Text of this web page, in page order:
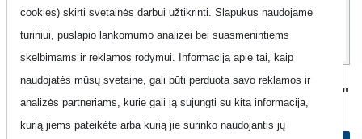
Eur
Mobilus Internetas "Labas - Mėnuo 7GB"
cookies) skirti svetainės darbui užtikrinti. Slapukus naudojame
turiniui, puslapio lankomumo analizei bei suasmenintiems
skelbimams ir reklamos rodymui. Informaciją apie tai, kaip
naudojatės mūsų svetaine, gali būti perduota savo reklamos ir
analizės partneriams, kurie gali ją sujungti su kita informacija,
kurią jiems pateikėte arba kurią jie surinko naudojantis jų